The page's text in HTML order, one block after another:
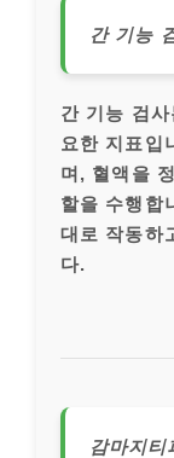
간 기능
간 기능 검
요한 지표입
며, 혈액을
할을 수행합
대로 작동하
다.
감마지